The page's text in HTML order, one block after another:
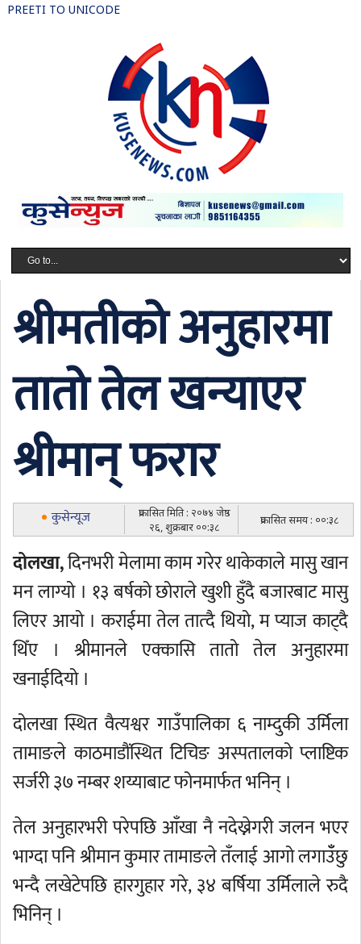
PREETI TO UNICODE
श्रीमतीको अनुहारमा
तातो तेल खन्याएर
श्रीमान् फरार
कुसेन्यूज
प्रकासित मिति : २०७४ जेष्ठ
२६, शुक्रबार ००:३८
प्रकासित समय : ००:३८
दोलखा,दिनभरी मेलामा काम गरेर थाकेकाले मासु खान
मन लाग्यो । १३ बर्षको छोराले खुशी हुँदै बजारबाट मासु
लिएर आयो । कराईमा तेल तात्दै थियो, म प्याज काट्दै
थिँए । श्रीमानले एक्कासि तातो तेल अनुहारमा
खनाईदियो ।
दोलखा स्थित वैत्यश्वर गाउँपालिका ६ नाम्दुकी उर्मिला
तामाङले काठमाडौंस्थित टिचिङ अस्पतालको प्लाष्टिक
सर्जरी ३७ नम्बर शय्याबाट फोनमार्फत भनिन् ।
तेल अनुहारभरी परेपछि आँखा नै नदेख्नेगरी जलन भएर
भाग्दा पनि श्रीमान कुमार तामाङले तँलाई आगो लगाउँँछु
भन्दै लखेटेपछि हारगुहार गरे, ३४ बर्षिया उर्मिलाले रुदै
भिनिन् ।